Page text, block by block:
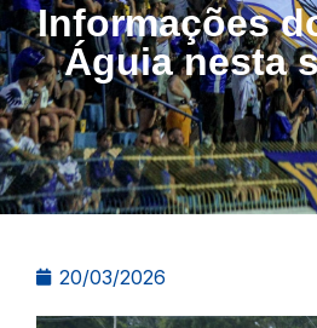
Informações
Águia nesta
20/03/2026